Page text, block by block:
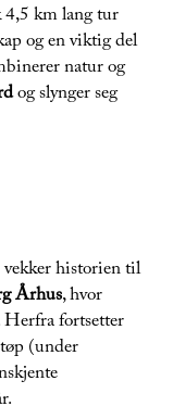
km lang tur
og en viktig del
natur og
og slynger seg
vekker historien til
Århus, hvor
fortsetter
(under